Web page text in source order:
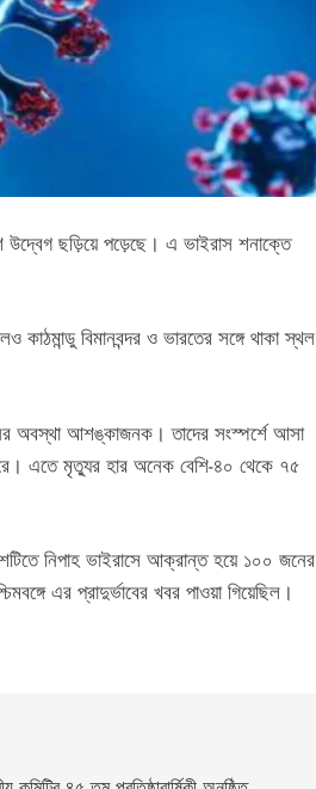
উদ্বেগ ছড়িয়ে পড়েছে। এ ভাইরাস শনাক্তে
কাঠমান্ডু বিমানবন্দর ও ভারতের সঙ্গে থাকা স্থল
অবস্থা আশঙ্কাজনক। তাদের সংস্পর্শে আসা
এতে মৃত্যুর হার অনেক বেশি-৪০ থেকে ৭৫
নিপাহ ভাইরাসে আক্রান্ত হয়ে ১০০ জনের
এর প্রাদুর্ভাবের খবর পাওয়া গিয়েছিল।